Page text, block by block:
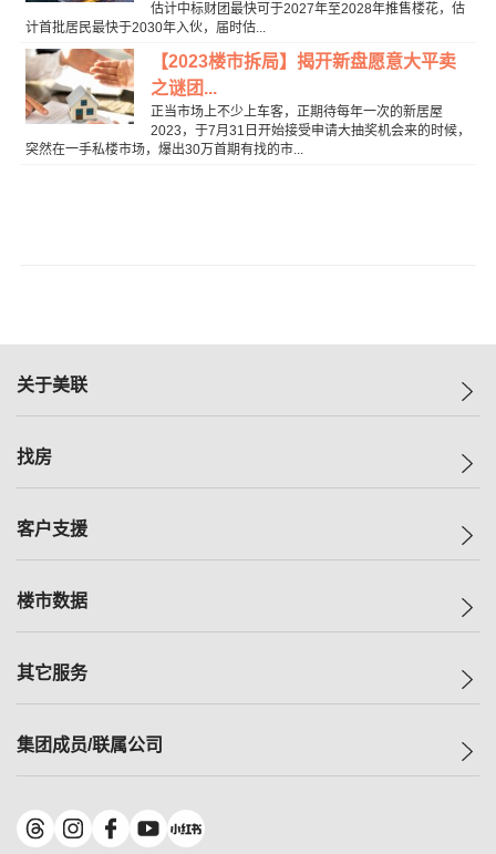
估计中标财团最快可于2027年至2028年推售楼花，估
计首批居民最快于2030年入伙，届时估...
【2023楼市拆局】揭开新盘愿意大平卖
之谜团...
正当市场上不少上车客，正期待每年一次的新居屋
2023，于7月31日开始接受申请大抽奖机会来的时候，
突然在一手私楼市场，爆出30万首期有找的市...
关于美联
美联集团
人才招募
找房
一手新房
减价
美联豪宅
独家楼盘
租房
客户支援
自助放盘
查询热线
按揭计算机
负担能力计算机
转按计算机
缴款方式
楼市数据
指数
历史成交
小区成交排行榜
其它服务
小区专页
美联精英会
集团成员/联属公司
美联物业
鋑联控股*